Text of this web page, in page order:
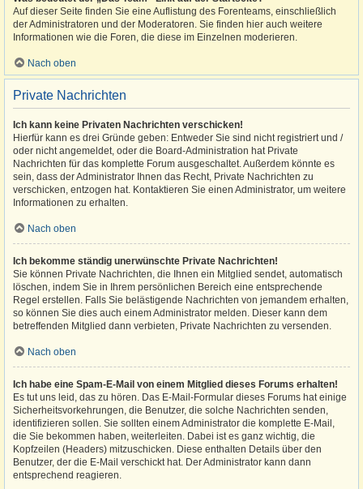
Auf dieser Seite finden Sie eine Auflistung des Forenteams, einschließlich
der Administratoren und der Moderatoren. Sie finden hier auch weitere
Informationen wie die Foren, die diese im Einzelnen moderieren.
Nach oben
Private Nachrichten
Ich kann keine Privaten Nachrichten verschicken!
Hierfür kann es drei Gründe geben: Entweder Sie sind nicht registriert und /
oder nicht angemeldet, oder die Board-Administration hat Private
Nachrichten für das komplette Forum ausgeschaltet. Außerdem könnte es
sein, dass der Administrator Ihnen das Recht, Private Nachrichten zu
verschicken, entzogen hat. Kontaktieren Sie einen Administrator, um weitere
Informationen zu erhalten.
Nach oben
Ich bekomme ständig unerwünschte Private Nachrichten!
Sie können Private Nachrichten, die Ihnen ein Mitglied sendet, automatisch
löschen, indem Sie in Ihrem persönlichen Bereich eine entsprechende
Regel erstellen. Falls Sie belästigende Nachrichten von jemandem erhalten,
so können Sie dies auch einem Administrator melden. Dieser kann dem
betreffenden Mitglied dann verbieten, Private Nachrichten zu versenden.
Nach oben
Ich habe eine Spam-E-Mail von einem Mitglied dieses Forums erhalten!
Es tut uns leid, das zu hören. Das E-Mail-Formular dieses Forums hat einige
Sicherheitsvorkehrungen, die Benutzer, die solche Nachrichten senden,
identifizieren sollen. Sie sollten einem Administrator die komplette E-Mail,
die Sie bekommen haben, weiterleiten. Dabei ist es ganz wichtig, die
Kopfzeilen (Headers) mitzuschicken. Diese enthalten Details über den
Benutzer, der die E-Mail verschickt hat. Der Administrator kann dann
entsprechend reagieren.